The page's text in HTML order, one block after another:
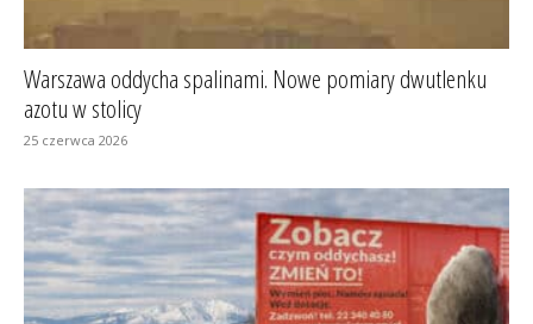
Warszawa oddycha spalinami. Nowe pomiary dwutlenku
azotu w stolicy
25 czerwca 2026